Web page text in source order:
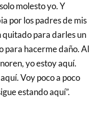
molesto yo. Y
por los padres de mis
quitado para darles un
para hacerme daño. Al
yo estoy aquí.
Voy poco a poco
estando aquí”.